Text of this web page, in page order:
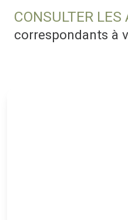
CONSULTER LES
correspondants à